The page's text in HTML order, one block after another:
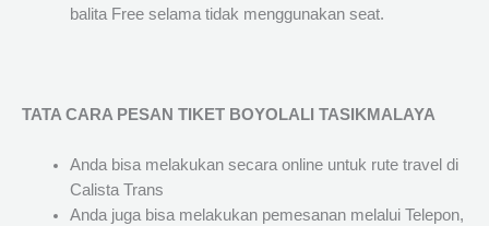
balita Free selama tidak menggunakan seat.
TATA CARA PESAN TIKET BOYOLALI TASIKMALAYA
Anda bisa melakukan secara online untuk rute travel di
Calista Trans
Anda juga bisa melakukan pemesanan melalui Telepon,